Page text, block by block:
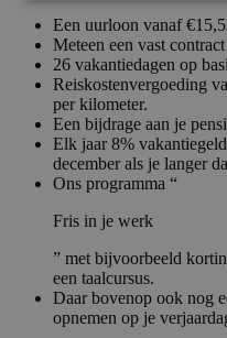
Een uurloon vanaf
Meteen een vast
26 vakantiedagen op
Reiskostenvergoeding
per kilometer.
Een bijdrage aan je
Elk jaar 8%
december als je langer
Ons programma “
Fris in je werk
” met bijvoorbeeld
een taalcursus.
Daar bovenop ook nog
opnemen op je